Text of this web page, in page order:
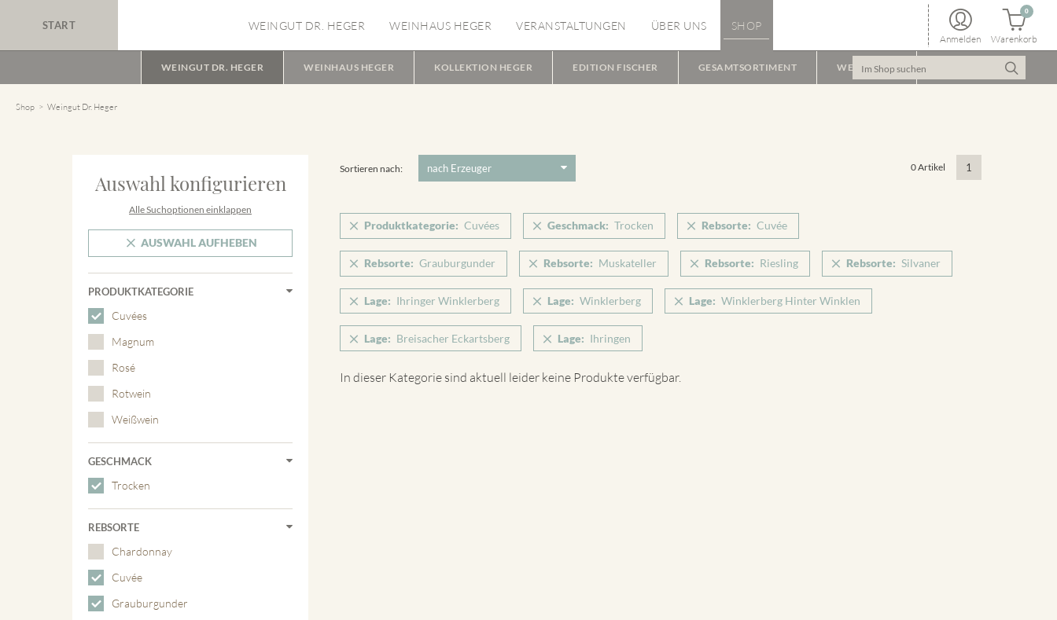
START WEINGUT DR. HEGER WEINHAUS HEGER VERANSTALTUNGEN ÜBER UNS SHOP
Anmelden Warenkorb
0
WEINGUT DR. HEGER WEINHAUS HEGER KOLLEKTION HEGER EDITION FISCHER GESAMTSORTIMENT WEINPAKET
Shop Weingut Dr. Heger
Auswahl konfigurieren
Alle Suchoptionen einklappen
AUSWAHL AUFHEBEN
PRODUKTKATEGORIE
Cuvées
Magnum
Rosé
Rotwein
Weißwein
GESCHMACK
Trocken
REBSORTE
Chardonnay
Cuvée
Grauburgunder
Sortieren nach: 0 Artikel 1
Produktkategorie: Cuvées Geschmack: Trocken Rebsorte: Cuvée
Rebsorte: Grauburgunder Rebsorte: Muskateller Rebsorte: Riesling Rebsorte: Silvaner
Lage: Ihringer Winklerberg Lage: Winklerberg Lage: Winklerberg Hinter Winklen
Lage: Breisacher Eckartsberg Lage: Ihringen
In dieser Kategorie sind aktuell leider keine Produkte verfügbar.